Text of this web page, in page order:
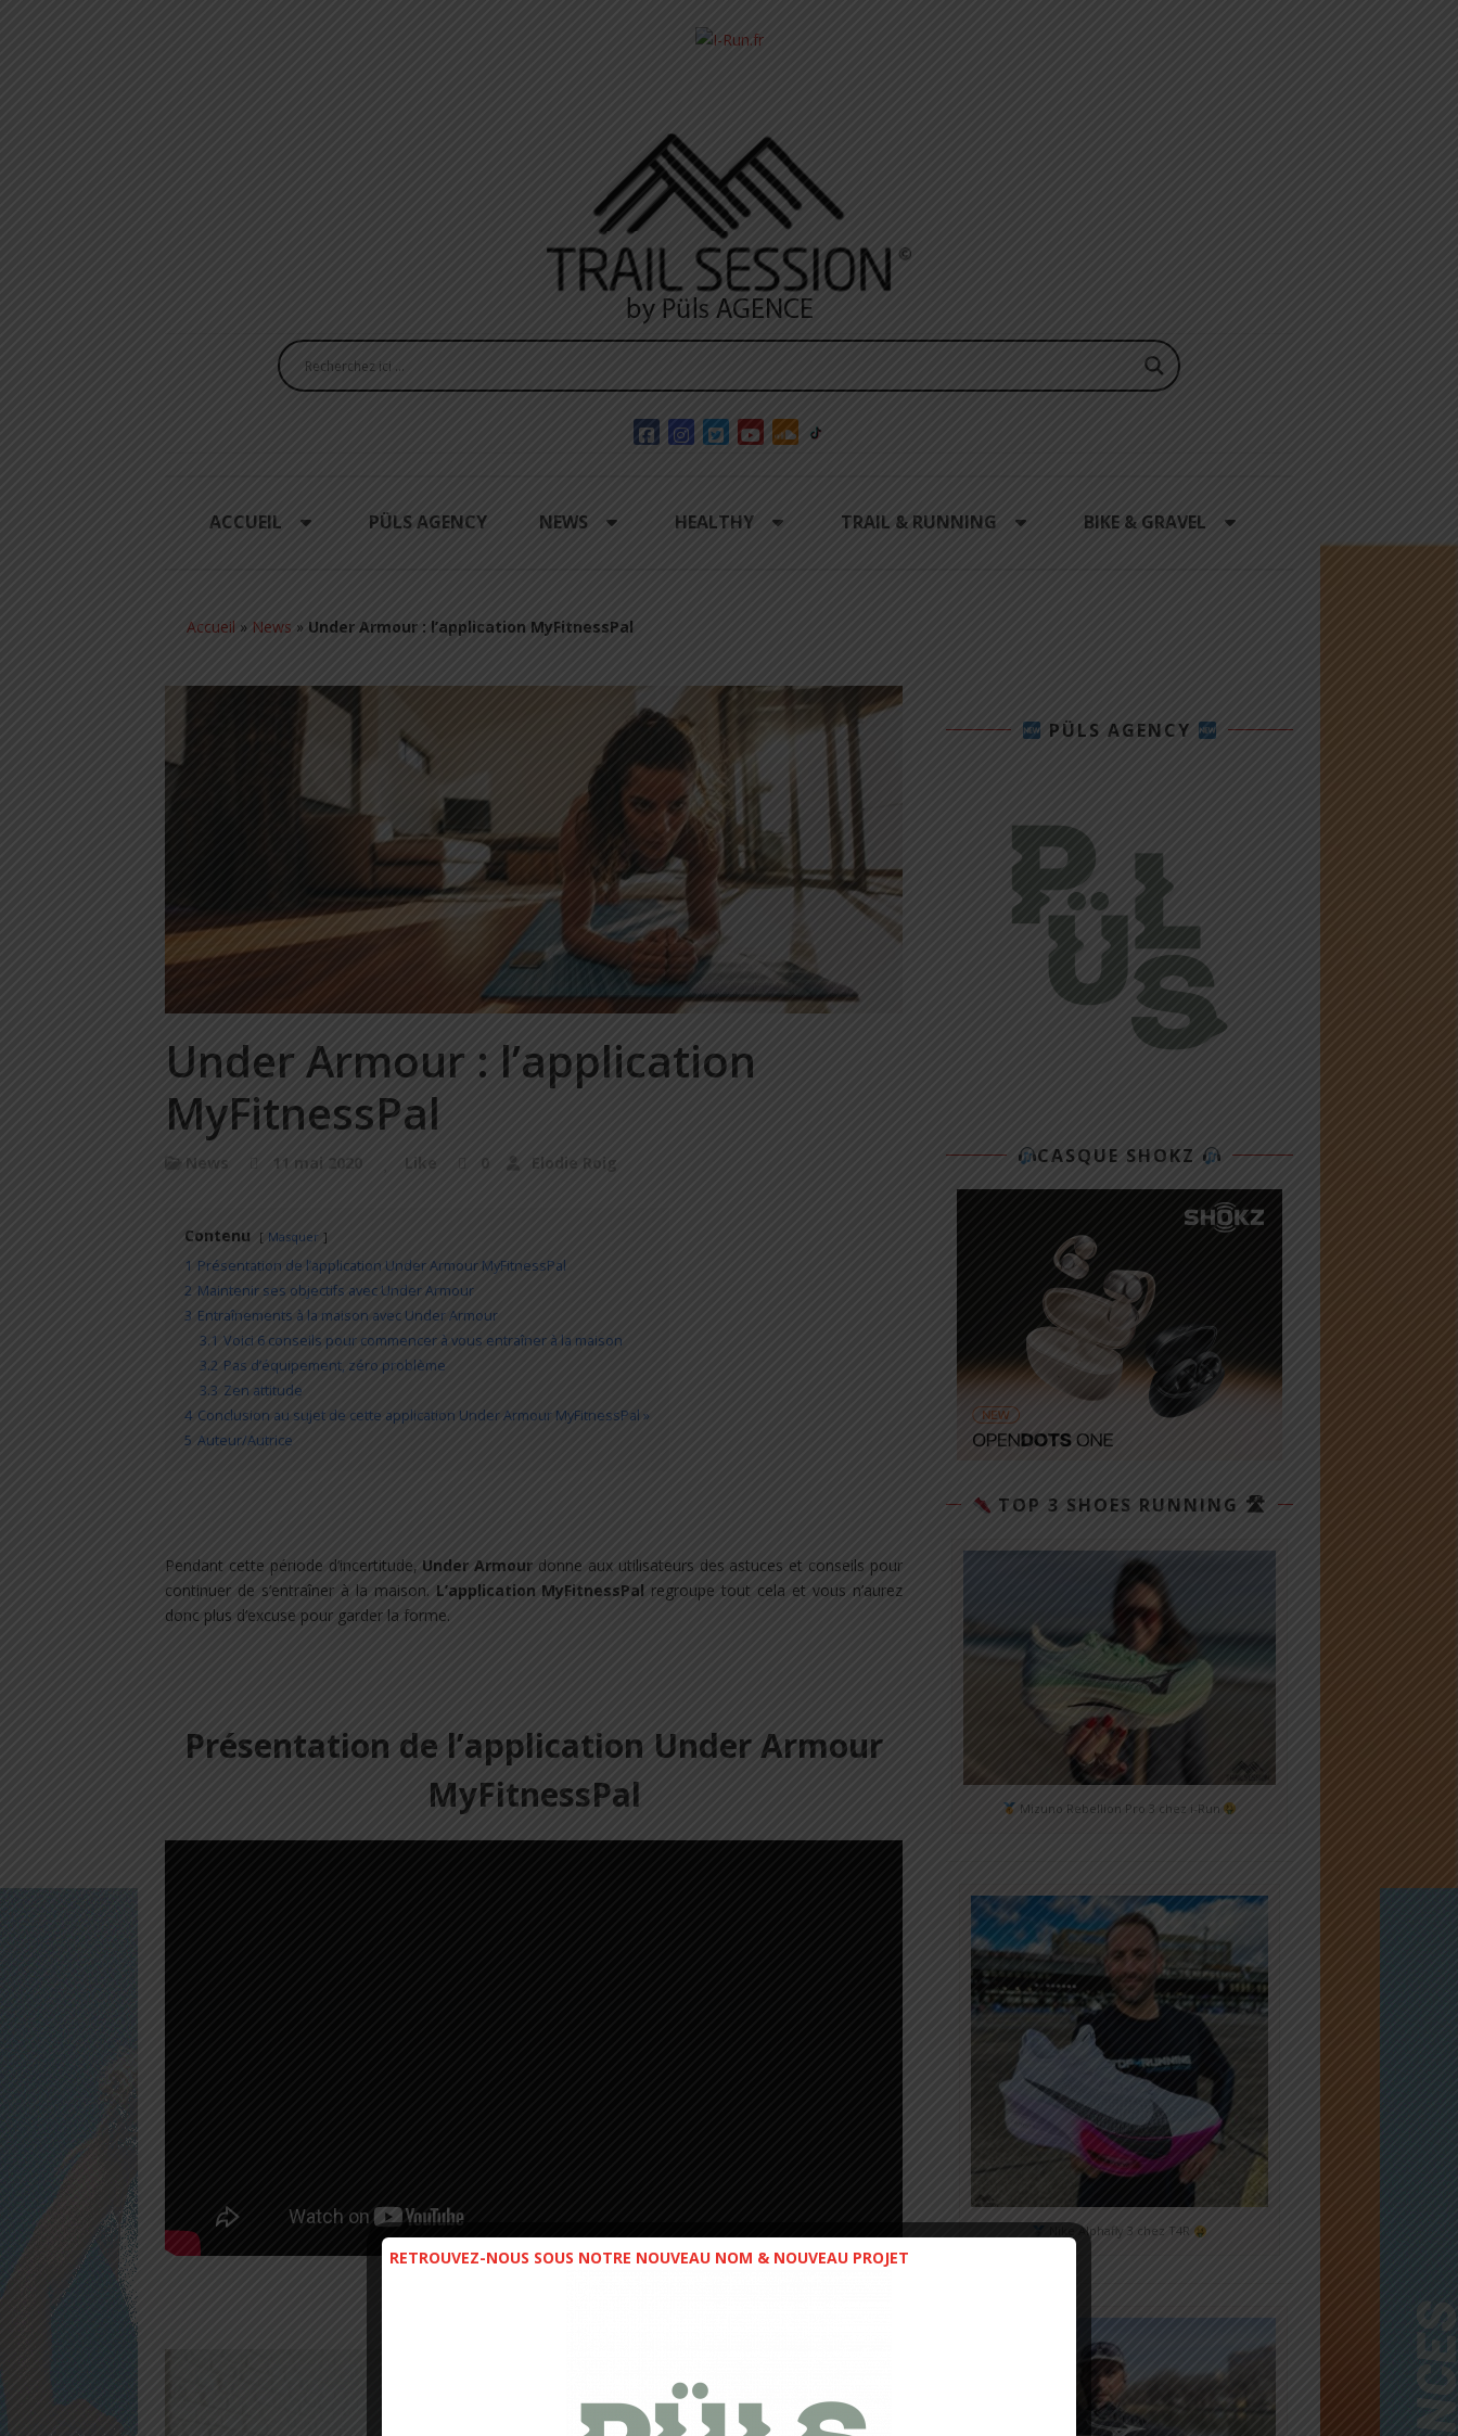
ACCUEIL PÜLS AGENCY NEWS HEALTHY TRAIL & RUNNING BIKE & GRAVEL
Accueil » News » Under Armour : l’application MyFitnessPal
Under Armour : l’application
MyFitnessPal
News 11 mai 2020 Like 0 Elodie Roig
Contenu Masquer
1 Présentation de l’application Under Armour MyFitnessPal
2 Maintenir ses objectifs avec Under Armour
3 Entraînements à la maison avec Under Armour
3.1 Voici 6 conseils pour commencer à vous entraîner à la maison
3.2 Pas d’équipement, zéro problème
3.3 Zen attitude
4 Conclusion au sujet de cette application Under Armour MyFitnessPal »
5 Auteur/Autrice
Pendant cette période d’incertitude, Under Armour donne aux utilisateurs des astuces et conseils pour
continuer de s’entraîner à la maison. L’application MyFitnessPal regroupe tout cela et vous n’aurez
donc plus d’excuse pour garder la forme.
Présentation de l’application Under Armour
MyFitnessPal
PÜLS AGENCY
CASQUE SHOKZ
TOP 3 SHOES RUNNING 🛣
Mizuno Rebellion Pro 3 chez i-Run
Nike Alphafly 3 chez T4R
RETROUVEZ-NOUS SOUS NOTRE NOUVEAU NOM & NOUVEAU PROJET